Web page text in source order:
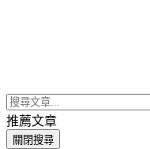
推薦文章
關閉搜尋